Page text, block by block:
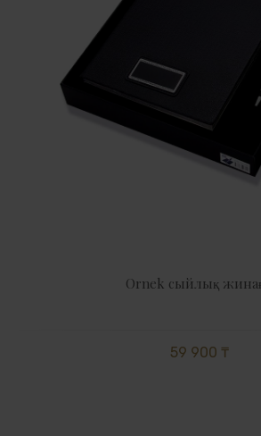
Ornek сыйлық
59 900 ₸